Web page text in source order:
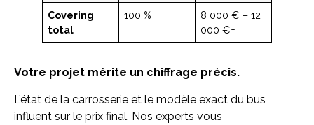
Covering
total
100 %
8 000 € – 12
000 €+
Votre projet mérite un chiffrage précis.
L’état de la carrosserie et le modèle exact du bus
influent sur le prix final. Nos experts vous